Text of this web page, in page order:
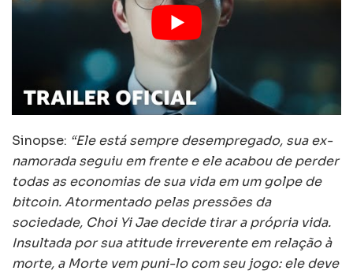
Sinopse: “Ele está sempre desempregado, sua ex-
namorada seguiu em frente e ele acabou de perder
todas as economias de sua vida em um golpe de
bitcoin. Atormentado pelas pressões da
sociedade, Choi Yi Jae decide tirar a própria vida.
Insultada por sua atitude irreverente em relação à
morte, a Morte vem puni-lo com seu jogo: ele deve